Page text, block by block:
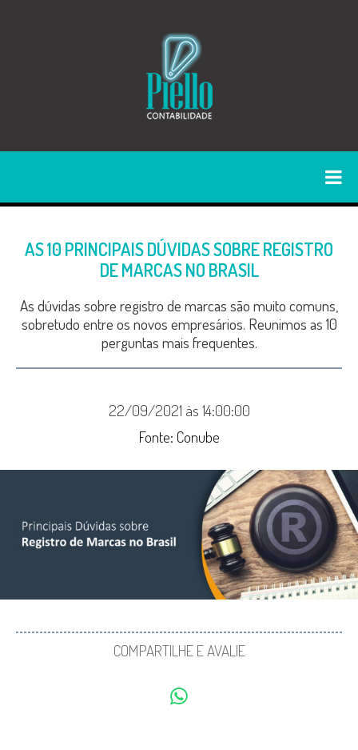
AS 10 PRINCIPAIS DÚVIDAS SOBRE REGISTRO
DE MARCAS NO BRASIL
As dúvidas sobre registro de marcas são muito comuns,
sobretudo entre os novos empresários. Reunimos as 10
perguntas mais frequentes.
22/09/2021 às 14:00:00
Fonte: Conube
COMPARTILHE E AVALIE